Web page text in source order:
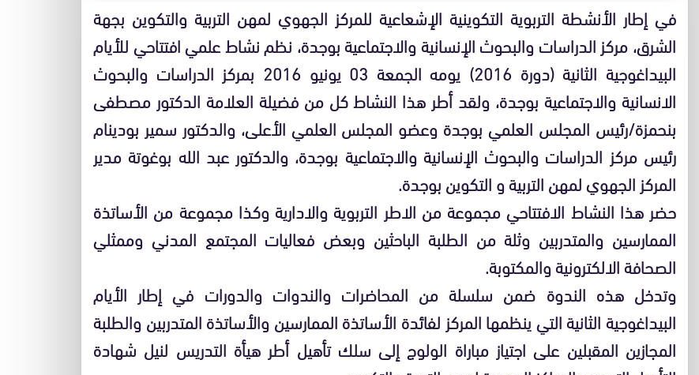
في إطار الأنشطة التربوية التكوينية الإشعاعية للمركز الجهوي لمهن التربية والتكوين بجهة
الشرق، مركز الدراسات والبحوث الإنسانية والاجتماعية بوجدة، نظم نشاط علمي افتتاحي للأيام
البيداغوجية الثانية (دورة 2016) يومه الجمعة 03 يونيو 2016 بمركز الدراسات والبحوث
الانسانية والاجتماعية بوجدة، ولقد أطر هذا النشاط كل من فضيلة العلامة الدكتور مصطفى
بنحمزة/رئيس المجلس العلمي بوجدة وعضو المجلس العلمي الأعلى، والدكتور سمير بودينام
رئيس مركز الدراسات والبحوث الإنسانية والاجتماعية بوجدة، والدكتور عبد الله بوغوتة مدير
المركز الجهوي لمهن التربية و التكوين بوجدة.
حضر هذا النشاط الافتتاحي مجموعة من الاطر التربوية والادارية وكذا مجموعة من الأساتذة
الممارسين والمتدربين وثلة من الطلبة الباحثين وبعض فعاليات المجتمع المدني وممثلي
الصحافة الالكترونية والمكتوبة.
وتدخل هذه الندوة ضمن سلسلة من المحاضرات والندوات والدورات في إطار الأيام
البيداغوجية الثانية التي ينظمها المركز لفائدة الأساتذة الممارسين والأساتذة المتدربين والطلبة
المجازين المقبلين على اجتياز مباراة الولوج إلى سلك تأهيل أطر هيأة التدريس لنيل شهادة